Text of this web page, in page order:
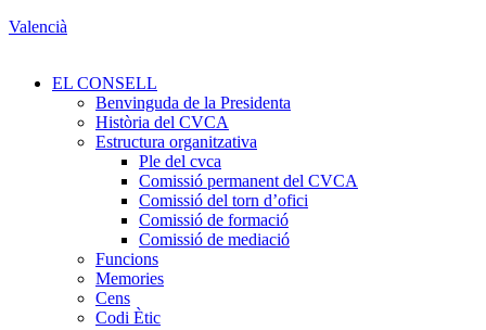
Valencià
EL CONSELL
Benvinguda de la Presidenta
Història del CVCA
Estructura organitzativa
Ple del cvca
Comissió permanent del CVCA
Comissió del torn d’ofici
Comissió de formació
Comissió de mediació
Funcions
Memories
Cens
Codi Ètic